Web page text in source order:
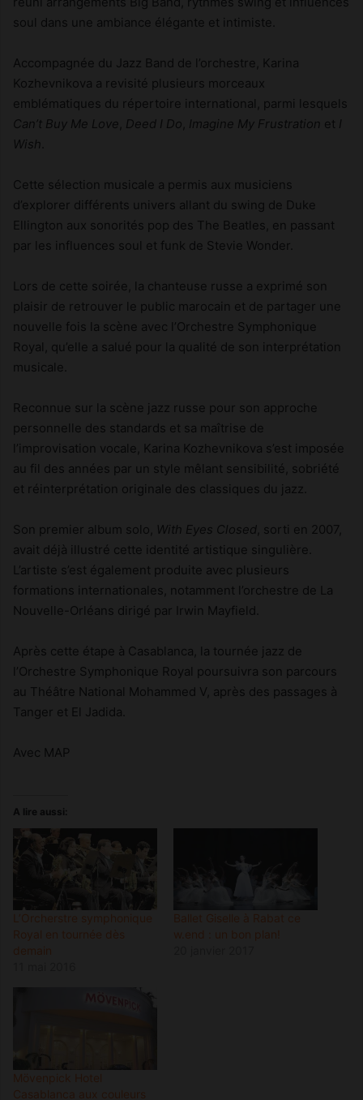
soul dans une ambiance élégante et intimiste.
Accompagnée du Jazz Band de l’orchestre, Karina
Kozhevnikova a revisité plusieurs morceaux
emblématiques du répertoire international, parmi lesquels
Can’t Buy Me Love Deed I Do Imagine My Frustration et I
Wish
Cette sélection musicale a permis aux musiciens
d’explorer différents univers allant du swing de Duke
Ellington aux sonorités pop des The Beatles, en passant
par les influences soul et funk de Stevie Wonder.
Lors de cette soirée, la chanteuse russe a exprimé son
plaisir de retrouver le public marocain et de partager une
nouvelle fois la scène avec l’Orchestre Symphonique
Royal, qu’elle a salué pour la qualité de son interprétation
musicale.
Reconnue sur la scène jazz russe pour son approche
personnelle des standards et sa maîtrise de
l’improvisation vocale, Karina Kozhevnikova s’est imposée
au fil des années par un style mêlant sensibilité, sobriété
et réinterprétation originale des classiques du jazz.
Son premier album solo, With Eyes Closed , sorti en 2007,
avait déjà illustré cette identité artistique singulière.
L’artiste s’est également produite avec plusieurs
formations internationales, notamment l’orchestre de La
Nouvelle-Orléans dirigé par Irwin Mayfield.
Après cette étape à Casablanca, la tournée jazz de
l’Orchestre Symphonique Royal poursuivra son parcours
au Théâtre National Mohammed V, après des passages à
Tanger et El Jadida.
Avec MAP
A lire aussi:
L’Orcherstre symphonique
Royal en tournée dès
demain
Ballet Giselle à Rabat ce
w.end : un bon plan!
Mövenpick Hotel
Casablanca aux couleurs